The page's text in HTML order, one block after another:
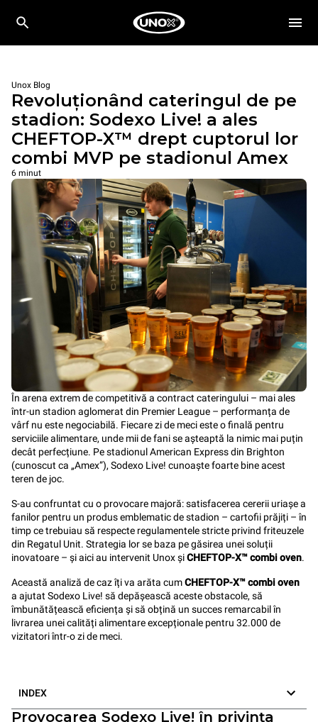
Unox Blog
Revoluționând cateringul de pe
stadion: Sodexo Live! a ales
CHEFTOP-X™ drept cuptorul lor
combi MVP pe stadionul Amex
6 minut
În arena extrem de competitivă a contract cateringului – mai ales
într-un stadion aglomerat din Premier League – performanța de
vârf nu este negociabilă. Fiecare zi de meci este o finală pentru
serviciile alimentare, unde mii de fani se așteaptă la nimic mai puțin
decât perfecțiune. Pe stadionul American Express din Brighton
(cunoscut ca „Amex”), Sodexo Live! cunoaște foarte bine acest
teren de joc.
S-au confruntat cu o provocare majoră: satisfacerea cererii uriașe a
fanilor pentru un produs emblematic de stadion – cartofii prăjiți – în
timp ce trebuiau să respecte regulamentele stricte privind friteuzele
din Regatul Unit. Strategia lor se baza pe găsirea unei soluții
inovatoare – și aici au intervenit Unox șiCHEFTOP-X™ combi oven.
Această analiză de caz îți va arăta cumCHEFTOP-X™ combi oven
a ajutat Sodexo Live! să depășească aceste obstacole, să
îmbunătățească eficiența și să obțină un succes remarcabil în
livrarea unei calități alimentare excepționale pentru 32.000 de
vizitatori într-o zi de meci.
INDEX
Provocarea Sodexo Live! în privința